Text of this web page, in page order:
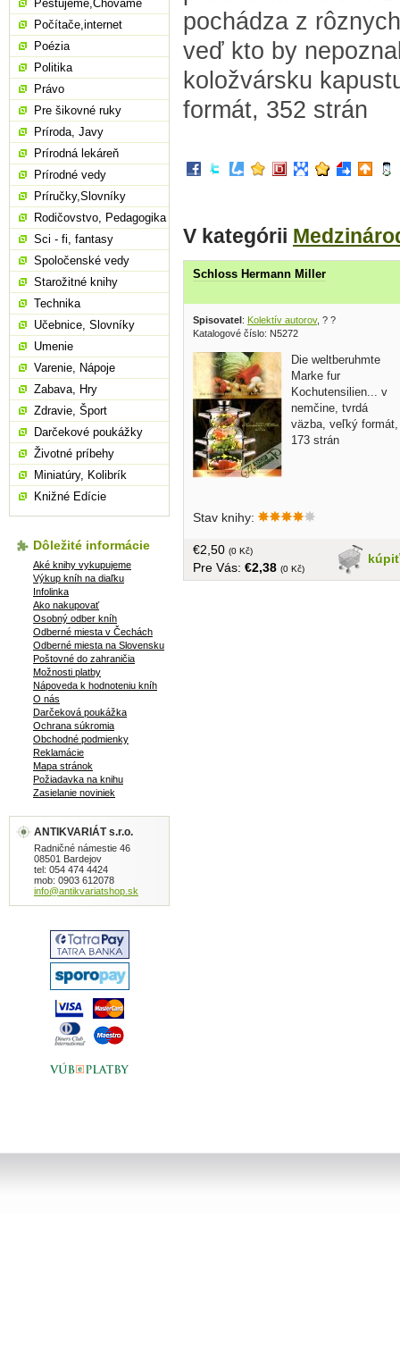
pochádza z
veď kto by
koložvársku
formát, 352 strán
V kategórii
Schloss Hermann Miller
Spisovatel: Kolektív autorov, ? ?
Katalogové číslo: N5272
Die weltberuhmte
Marke fur
Kochutensilien... v
nemčine, tvrdá
väzba, veľký formát,
173 strán
Stav knihy:
kúpiť
€2,50 (0 Kč)
Pre Vás: €2,38 (0 Kč)
Pestujeme,Chováme
Počítače,internet
Poézia
Politika
Právo
Pre šikovné ruky
Príroda, Javy
Prírodná lekáreň
Prírodné vedy
Príručky,Slovníky
Rodičovstvo, Pedagogika
Sci - fi, fantasy
Spoločenské vedy
Starožitné knihy
Technika
Učebnice, Slovníky
Umenie
Varenie, Nápoje
Zabava, Hry
Zdravie, Šport
Darčekové poukážky
Životné príbehy
Miniatúry, Kolibrík
Knižné Edície
Dôležité informácie
Aké knihy vykupujeme
Výkup kníh na diaľku
Infolinka
Ako nakupovať
Osobný odber kníh
Odberné miesta v Čechách
Odberné miesta na Slovensku
Poštovné do zahraničia
Možnosti platby
Nápoveda k hodnoteniu kníh
O nás
Darčeková poukážka
Ochrana súkromia
Obchodné podmienky
Reklamácie
Mapa stránok
Požiadavka na knihu
Zasielanie noviniek
ANTIKVARIÁT s.r.o.
Radničné námestie 46
08501 Bardejov
tel: 054 474 4424
mob: 0903 612078
info@antikvariatshop.sk